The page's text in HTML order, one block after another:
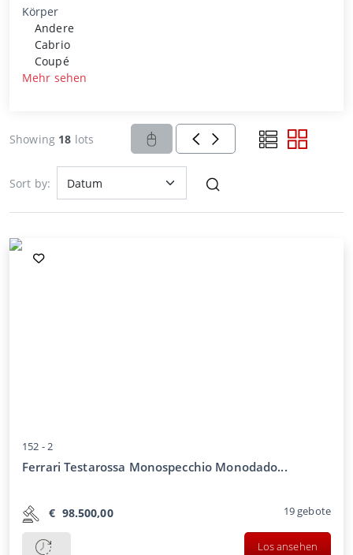
Showing 18 lots
Sort by:
152 -2
Ferrari Testarossa Monospecchio Monodado...
€ 98.500,00 19gebote
Los ansehen
Körper
Andere
Cabrio
Coupé
Mehr sehen